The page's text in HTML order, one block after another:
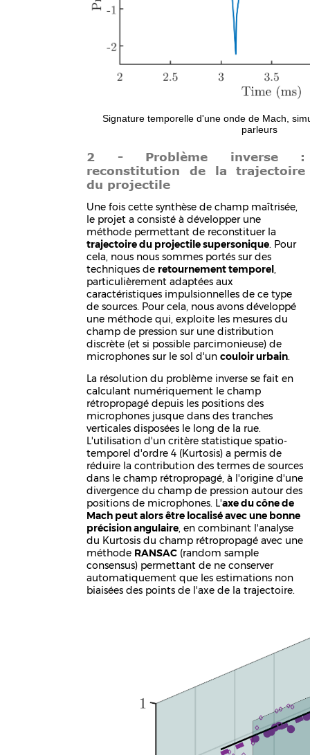
Signature temporelle d'une onde de Mach,
parleurs
2 - Problème inverse :
reconstitution de la trajectoire
du projectile
Une fois cette synthèse de champ maîtrisée,
le projet a consisté à développer une
méthode permettant de reconstituer la
trajectoire du projectile supersonique. Pour
cela, nous nous sommes portés sur des
techniques de retournement temporel
particulièrement adaptées aux
caractéristiques impulsionnelles de ce type
de sources. Pour cela, nous avons développé
une méthode qui, exploite les mesures du
champ de pression sur une distribution
discrète (et si possible parcimonieuse) de
microphones sur le sol d'uncouloir urbain.
La résolution du problème inverse se fait en
calculant numériquement le champ
rétropropagé depuis les positions des
microphones jusque dans des tranches
verticales disposées le long de la rue.
L'utilisation d'un critère statistique spatio-
temporel d'ordre 4 (Kurtosis) a permis de
réduire la contribution des termes de sources
dans le champ rétropropagé, à l'origine d'une
divergence du champ de pression autour des
positions de microphones. L'axe du cône de
Mach peut alors être localisé avec une bonne
précision angulaire , en combinant l'analyse
du Kurtosis du champ rétropropagé avec une
méthode RANSAC (random sample
consensus) permettant de ne conserver
automatiquement que les estimations non
biaisées des points de l'axe de la trajectoire.